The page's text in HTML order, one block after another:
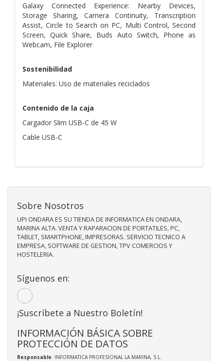
Galaxy Connected Experience: Nearby Devices,
Storage Sharing, Camera Continuity, Transcription
Assist, Circle to Search on PC, Multi Control, Second
Screen, Quick Share, Buds Auto Switch, Phone as
Webcam, File Explorer
Sostenibilidad
Materiales: Uso de materiales reciclados
Contenido de la caja
Cargador Slim USB-C de 45 W
Cable USB-C
Sobre Nosotros
UPI ONDARA ES SU TIENDA DE INFORMATICA EN ONDARA,
MARINA ALTA. VENTA Y RAPARACION DE PORTATILES, PC,
TABLET, SMARTPHONE, IMPRESORAS. SERVICIO TECNICO A
EMPRESA, SOFTWARE DE GESTION, TPV COMERCIOS Y
HOSTELERIA.
Síguenos en:
¡Suscríbete a Nuestro Boletín!
INFORMACIÓN BÁSICA SOBRE
PROTECCIÓN DE DATOS
Responsable: INFORMATICA PROFESIONAL LA MARINA, S.L.